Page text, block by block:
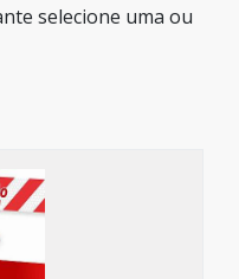
selecione uma ou